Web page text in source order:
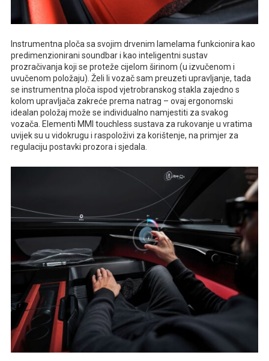
Instrumentna ploča sa svojim drvenim lamelama funkcionira kao
predimenzionirani soundbar i kao inteligentni sustav
prozračivanja koji se proteže cijelom širinom (u izvučenom i
uvučenom položaju). Želi li vozač sam preuzeti upravljanje, tada
se instrumentna ploča ispod vjetrobranskog stakla zajedno s
kolom upravljača zakreće prema natrag – ovaj ergonomski
idealan položaj može se individualno namjestiti za svakog
vozača. Elementi MMI touchless sustava za rukovanje u vratima
uvijek su u vidokrugu i raspoloživi za korištenje, na primjer za
regulaciju postavki prozora i sjedala.